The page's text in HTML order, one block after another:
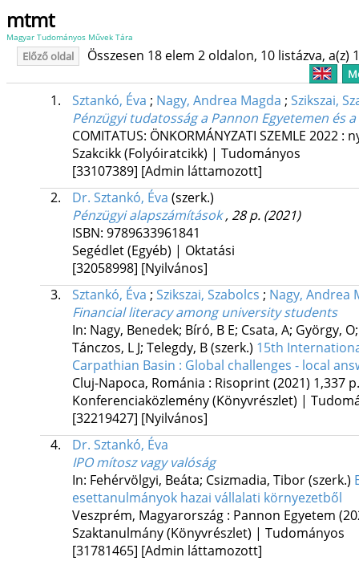
mtmt
Magyar Tudományos Művek Tára
Előző oldal Összesen 18 elem 2 oldalon, 10 listázva, a(z)
1. Sztankó, Éva ; Nagy, Andrea Magda ; Szikszai,
Pénzügyi tudatosság a Pannon Egyetemen és
COMITATUS: ÖNKORMÁNYZATI SZEMLE 2022:
Szakcikk (Folyóiratcikk) | Tudományos
[33107389] [Admin láttamozott]
2.
Dr. Sztankó, Éva (szerk.)
Pénzügyi alapszámítások, 28 p. (2021)
ISBN: 9789633961841
Segédlet (Egyéb) | Oktatási
[32058998] [Nyilvános]
3.
Sztankó, Éva ; Szikszai, Szabolcs ; Nagy, Andrea
Financial literacy among university students
In: Nagy, Benedek; Bíró, B E; Csata, A; György,
Tánczos, L J; Telegdy, B (szerk.) 15th
Carpathian Basin : Global challenges - local
Cluj-Napoca, Románia : Risoprint(2021) 1,337 p.
Konferenciaközlemény (Könyvrészlet) |
[32219427] [Nyilvános]
4.
Dr. Sztankó, Éva
IPO mítosz vagy valóság
In: Fehérvölgyi, Beáta; Csizmadia, Tibor (szerk.)
esettanulmányok hazai vállalati környezetből
Veszprém, Magyarország : Pannon Egyetem
Szaktanulmány (Könyvrészlet) | Tudományos
[31781465] [Admin láttamozott]